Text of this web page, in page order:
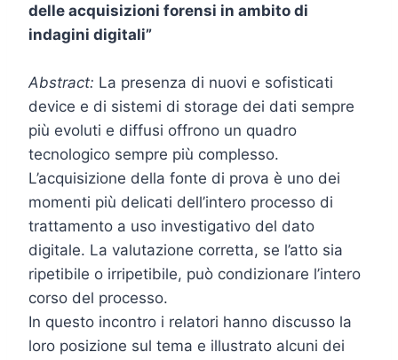
delle acquisizioni forensi in ambito di
indagini digitali”
Abstract: La presenza di nuovi e sofisticati
device e di sistemi di storage dei dati sempre
più evoluti e diffusi offrono un quadro
tecnologico sempre più complesso.
L’acquisizione della fonte di prova è uno dei
momenti più delicati dell’intero processo di
trattamento a uso investigativo del dato
digitale. La valutazione corretta, se l’atto sia
ripetibile o irripetibile, può condizionare l’intero
corso del processo.
In questo incontro i relatori hanno discusso la
loro posizione sul tema e illustrato alcuni dei